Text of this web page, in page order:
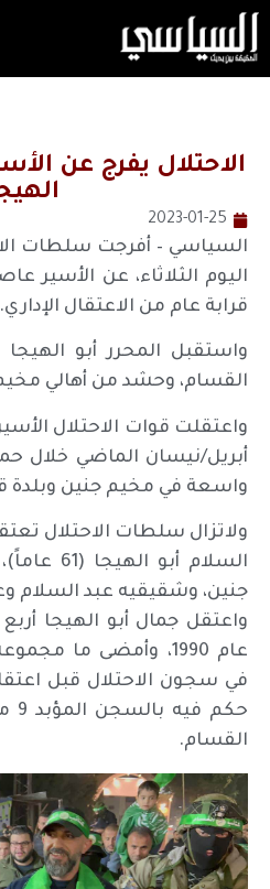
الاحتلال يفرج عن
2023-01-25
السياسي – أفرجت سلطات
اليوم الثلاثاء، عن الأسير
قرابة عام من الاعتقال الإداري.
واستقبل المحرر أبو
القسام، وحشد من أهالي
أبريل/نيسان الماضي خلال
واسعة في مخيم جنين وبلدة
ولاتزال سلطات الاحتلال
السلام
جنين، وشقيقيه عبد السلام
واعتقل جمال أبو الهيجا
عام 1990، وأمضى
القسام.